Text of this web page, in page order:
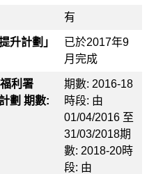
有
升計劃」
已於2017年9
月完成
利署
劃 期數:
期數: 2016-18
時段: 由
01/04/2016 至
31/03/2018期
數: 2018-20時
段: 由